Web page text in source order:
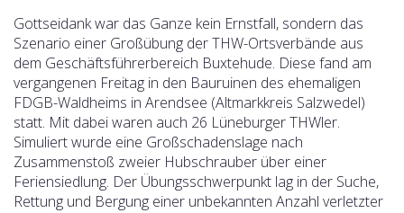
Gottseidank war das Ganze kein Ernstfall, sondern das
Szenario einer Großübung der THW-Ortsverbände aus
dem Geschäftsführerbereich Buxtehude. Diese fand am
vergangenen Freitag in den Bauruinen des ehemaligen
FDGB-Waldheims in Arendsee (Altmarkkreis Salzwedel)
statt. Mit dabei waren auch 26 Lüneburger THWler.
Simuliert wurde eine Großschadenslage nach
Zusammenstoß zweier Hubschrauber über einer
Feriensiedlung. Der Übungsschwerpunkt lag in der Suche,
Rettung und Bergung einer unbekannten Anzahl verletzter